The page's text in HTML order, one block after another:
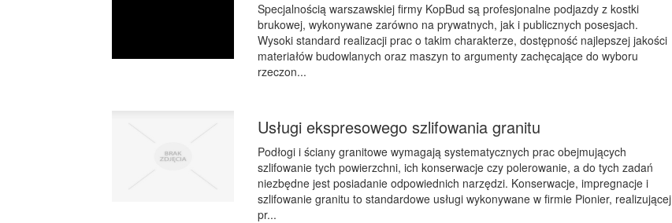
Specjalnością warszawskiej firmy KopBud są profesjonalne podjazdy z kostki
brukowej, wykonywane zarówno na prywatnych, jak i publicznych posesjach.
Wysoki standard realizacji prac o takim charakterze, dostępność najlepszej jakości
materiałów budowlanych oraz maszyn to argumenty zachęcające do wyboru
rzeczon...
Usługi ekspresowego szlifowania granitu
Podłogi i ściany granitowe wymagają systematycznych prac obejmujących
szlifowanie tych powierzchni, ich konserwacje czy polerowanie, a do tych zadań
niezbędne jest posiadanie odpowiednich narzędzi. Konserwacje, impregnacje i
szlifowanie granitu to standardowe usługi wykonywane w firmie Pionier, realizującej
pr...